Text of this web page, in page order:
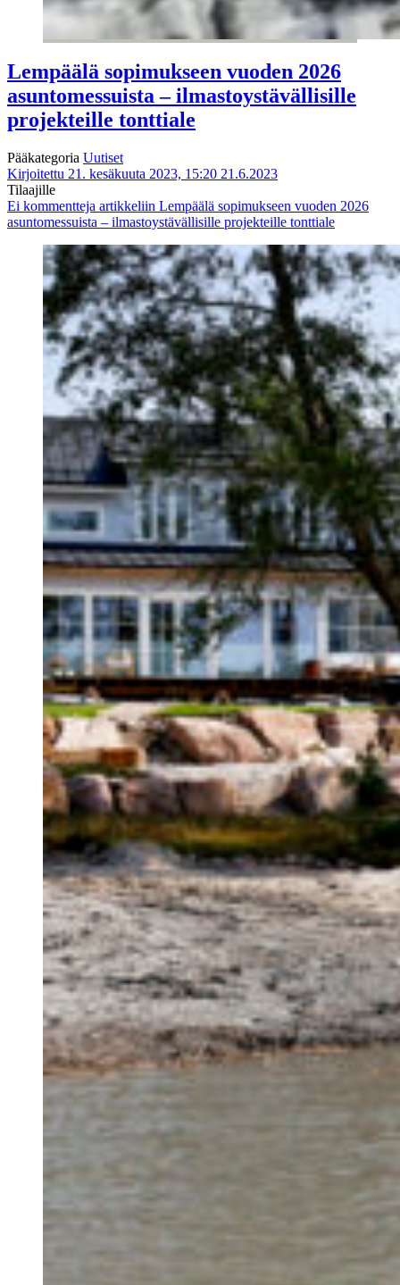
Lempäälä sopimukseen vuoden 2026
asuntomessuista – ilmastoystävällisille
projekteille tonttiale
Pääkategoria Uutiset
Kirjoitettu 21. kesäkuuta 2023, 15:20 21.6.2023
Tilaajille
Ei kommentteja artikkeliin Lempäälä sopimukseen vuoden 2026
asuntomessuista – ilmastoystävällisille projekteille tonttiale